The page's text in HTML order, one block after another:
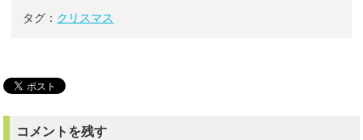
タグ： クリスマス
コメントを残す